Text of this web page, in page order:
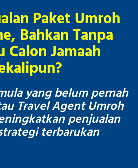
Paket Umroh
Bahkan Tanpa
Calon Jamaah
yang belum pernah
Travel Agent Umroh
penjualan
terbarukan